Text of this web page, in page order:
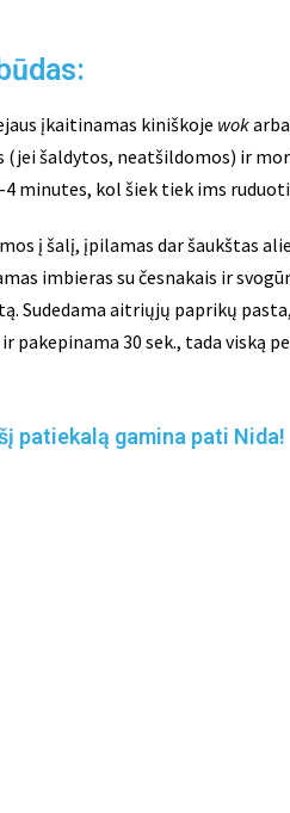
įkaitinamas kiniškoje wok
(jei šaldytos, neatšildomos) ir
minutes, kol šiek tiek ims
į šalį, įpilamas dar šaukštas
imbieras su česnakais ir
Sudedama aitriųjų paprikų
pakepinama 30 sek., tada viską
patiekalą gamina pati Nida!